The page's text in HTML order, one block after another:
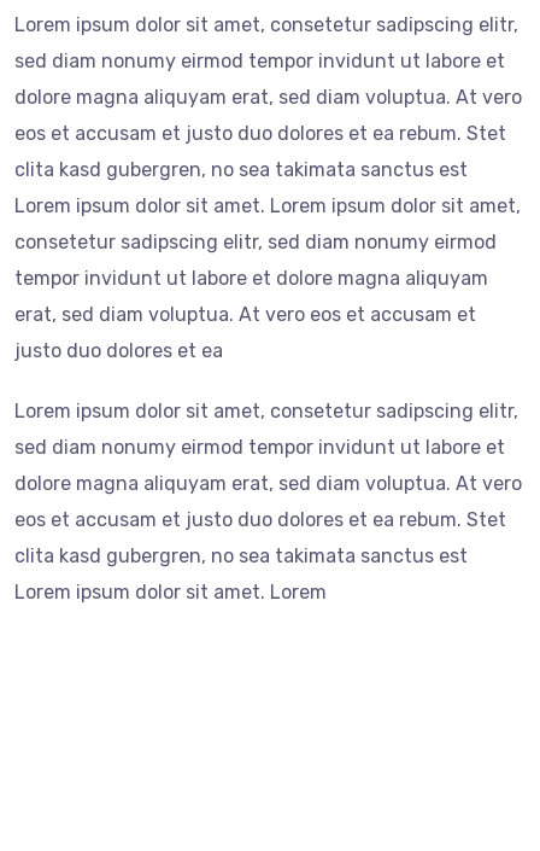
Lorem ipsum dolor sit amet, consetetur sadipscing elitr,
sed diam nonumy eirmod tempor invidunt ut labore et
dolore magna aliquyam erat, sed diam voluptua. At vero
eos et accusam et justo duo dolores et ea rebum. Stet
clita kasd gubergren, no sea takimata sanctus est
Lorem ipsum dolor sit amet. Lorem ipsum dolor sit amet,
consetetur sadipscing elitr, sed diam nonumy eirmod
tempor invidunt ut labore et dolore magna aliquyam
erat, sed diam voluptua. At vero eos et accusam et
justo duo dolores et ea
Lorem ipsum dolor sit amet, consetetur sadipscing elitr,
sed diam nonumy eirmod tempor invidunt ut labore et
dolore magna aliquyam erat, sed diam voluptua. At vero
eos et accusam et justo duo dolores et ea rebum. Stet
clita kasd gubergren, no sea takimata sanctus est
Lorem ipsum dolor sit amet. Lorem